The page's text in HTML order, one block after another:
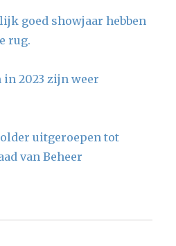
goed showjaar hebben
rug.
in 2023 zijn weer
uitgeroepen tot
van Beheer